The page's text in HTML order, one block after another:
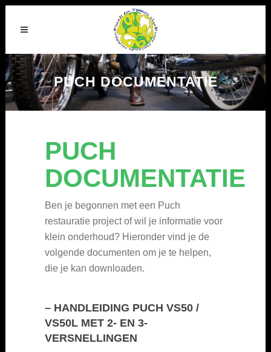
PUCH DOCUMENTATIE
PUCH
DOCUMENTATIE
Ben je begonnen met een Puch
restauratie project of wil je informatie voor
klein onderhoud? Hieronder vind je de
volgende documenten om je te helpen,
die je kan downloaden.
– HANDLEIDING PUCH VS50 /
VS50L MET 2- EN 3-
VERSNELLINGEN